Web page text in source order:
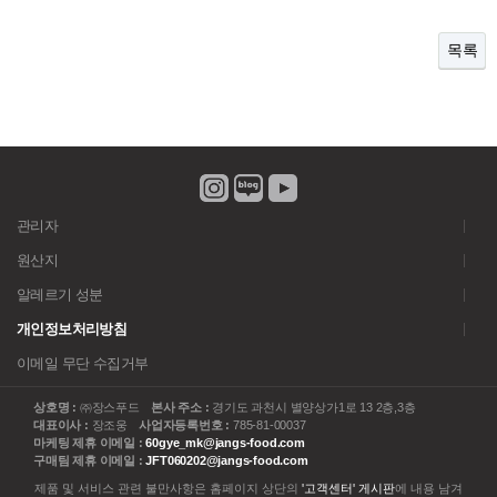
목록
관리자
원산지
알레르기 성분
개인정보처리방침
이메일 무단 수집거부
상호명 : ㈜장스푸드 본사 주소 : 경기도 과천시 별양상가1로 13 2층,3층
대표이사 : 장조웅 사업자등록번호 :785-81-00037
마케팅 제휴 이메일 :60gye_mk@jangs-food.com
구매팀 제휴 이메일 :JFT060202@jangs-food.com
제품 및 서비스 관련 불만사항은 홈페이지 상단의 '고객센터' 게시판에 내용 남겨